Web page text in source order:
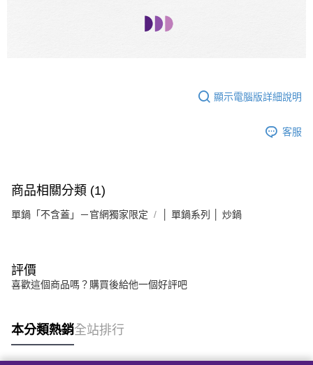
顯示電腦版詳細說明
客服
商品相關分類 (1)
單鍋「不含蓋」－官網獨家限定 │ 單鍋系列 │ 炒鍋
評價
喜歡這個商品嗎？購買後給他一個好評吧
本分類熱銷全站排行